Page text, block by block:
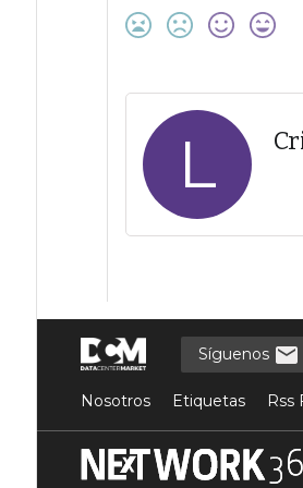
L
Síguenos
Nosotros Etiquetas Rss